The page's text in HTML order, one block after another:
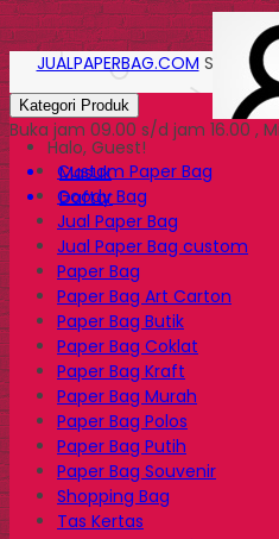
Halo, Guest!
Masuk
Daftar
JUALPAPERBAG.COM Solusi
Kategori Produk
Buka jam 09.00 s/d jam 16.00 ,
Custom Paper Bag
Goody Bag
Jual Paper Bag
Jual Paper Bag custom
Paper Bag
Paper Bag Art Carton
Paper Bag Butik
Paper Bag Coklat
Paper Bag Kraft
Paper Bag Murah
Paper Bag Polos
Paper Bag Putih
Paper Bag Souvenir
Shopping Bag
Tas Kertas